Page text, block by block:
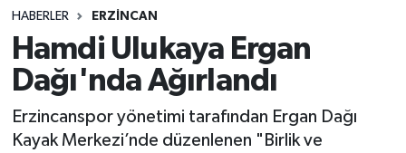
HABERLER ERZİNCAN
Hamdi Ulukaya Ergan
Dağı'nda Ağırlandı
Erzincanspor yönetimi tarafından Ergan Dağı
Kayak Merkezi’nde düzenlenen "Birlik ve